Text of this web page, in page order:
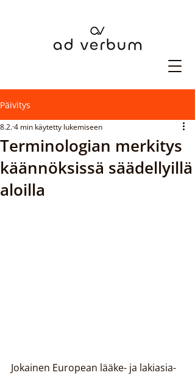
Päivitys
Terminologian merkitys
käännöksissä säädellyillä
aloilla
8.2.4 min käytetty lukemiseen
Jokainen European lääke- ja lakiasia-